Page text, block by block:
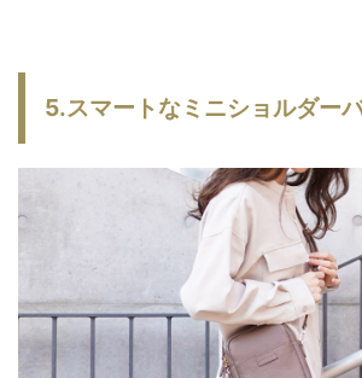
5.スマートなミニショルダー